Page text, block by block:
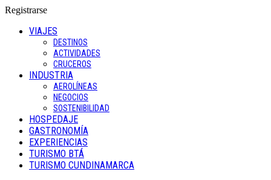
Registrarse
VIAJES
DESTINOS
ACTIVIDADES
CRUCEROS
INDUSTRIA
AEROLÍNEAS
NEGOCIOS
SOSTENIBILIDAD
HOSPEDAJE
GASTRONOMÍA
EXPERIENCIAS
TURISMO BTÁ
TURISMO CUNDINAMARCA